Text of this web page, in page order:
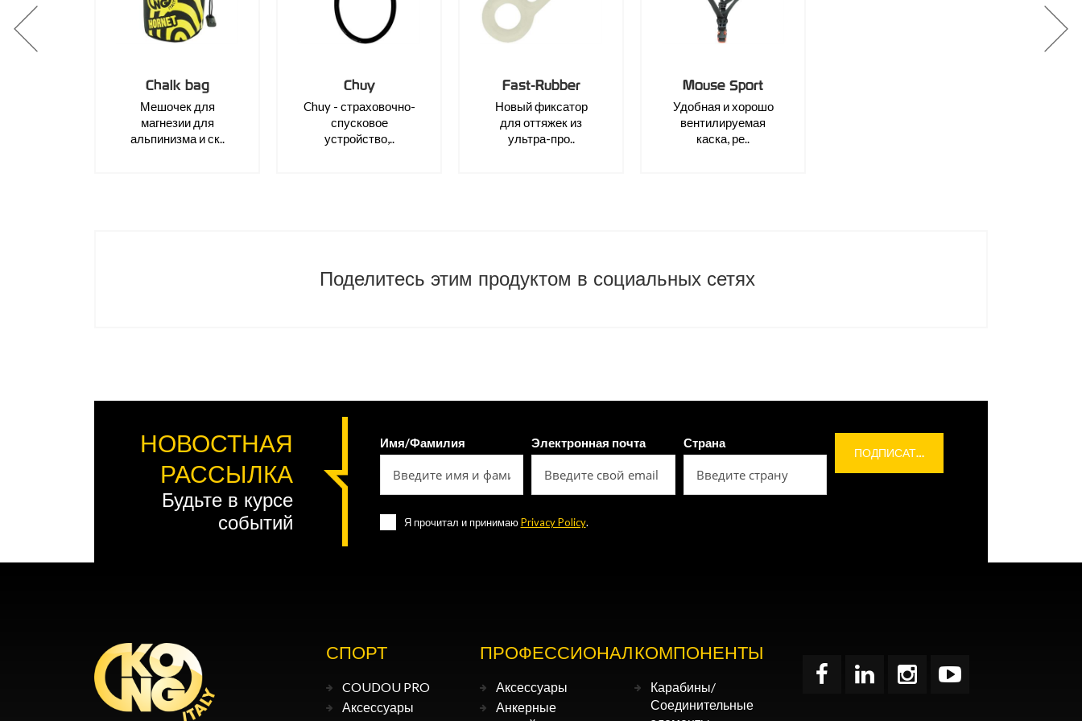
Chalk bag
Мешочек для
магнезии для
альпинизма и ск..
Chuy
Chuy - страховочно-
спусковое
устройство,..
Fast-Rubber
Новый фиксатор
для оттяжек из
ультра-про..
Mouse Sport
Удобная и хорошо
вентилируемая
каска, ре..
Поделитесь этим продуктом в социальных сетях
НОВОСТНАЯ
РАССЫЛКА
Будьте в курсе
событий
Имя/Фамилия Электронная почта Страна
Я прочитал и принимаюPrivacy Policy.
СПОРТ
COUDOU PRO
Аксессуары
ПРОФЕССИОНАЛ
Аксессуары
Анкерные
КОМПОНЕНТЫ
Карабины/
Соединительные